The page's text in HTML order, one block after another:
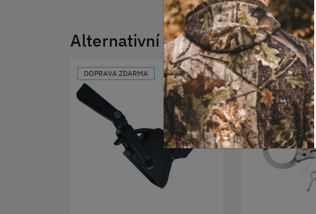
Alternativní produkty
DOPRAVA ZDARMA